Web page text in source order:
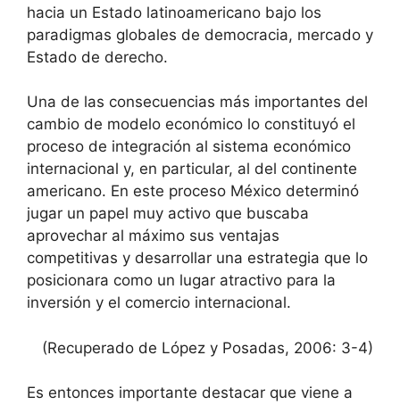
hacia un Estado latinoamericano bajo los
paradigmas globales de democracia, mercado y
Estado de derecho.
Una de las consecuencias más importantes del
cambio de modelo económico lo constituyó el
proceso de integración al sistema económico
internacional y, en particular, al del continente
americano. En este proceso México determinó
jugar un papel muy activo que buscaba
aprovechar al máximo sus ventajas
competitivas y desarrollar una estrategia que lo
posicionara como un lugar atractivo para la
inversión y el comercio internacional.
(Recuperado de López y Posadas, 2006: 3-4)
Es entonces importante destacar que viene a